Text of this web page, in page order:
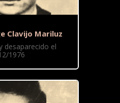
Clavijo Mariluz
desaparecido el
1976